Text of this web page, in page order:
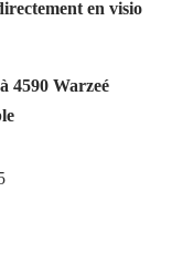
en visio
4590 Warzeé